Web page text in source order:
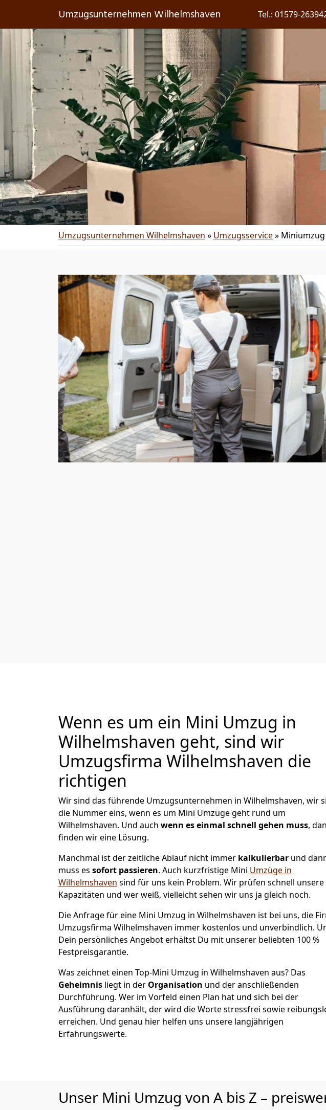
Umzugsunternehmen Wilhelmshaven Tel.: 01579-
Umzugsunternehmen Wilhelmshaven » Umzugsservice» Miniumzug
Wenn es um ein Mini Umzug in
Wilhelmshaven geht, sind wir
Umzugsfirma Wilhelmshaven die
richtigen
Wir sind das führende Umzugsunternehmen in Wilhelmshaven, wir
die Nummer eins, wenn es um Mini Umzüge geht rund um
Wilhelmshaven. Und auch wenn es einmal schnell gehen muss,
finden wir eine Lösung.
Manchmal ist der zeitliche Ablauf nicht immer kalkulierbar und
muss es sofort passieren. Auch kurzfristige Mini Umzüge in
Wilhelmshaven sind für uns kein Problem. Wir prüfen schnell unsere
Kapazitäten und wer weiß, vielleicht sehen wir uns ja gleich noch.
Die Anfrage für eine Mini Umzug in Wilhelmshaven ist bei uns, die
Umzugsfirma Wilhelmshaven immer kostenlos und unverbindlich.
Dein persönliches Angebot erhältst Du mit unserer beliebten 100 %
Festpreisgarantie.
Was zeichnet einen Top-Mini Umzug in Wilhelmshaven aus? Das
Geheimnis liegt in der Organisation und der anschließenden
Durchführung. Wer im Vorfeld einen Plan hat und sich bei der
Ausführung daranhält, der wird die Worte stressfrei sowie
erreichen. Und genau hier helfen uns unsere langjährigen
Erfahrungswerte.
Unser Mini Umzug von A bis Z –